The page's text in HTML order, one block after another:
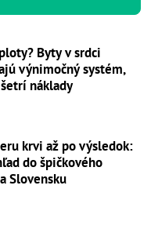
Byty v srdci
výnimočný systém,
náklady
krvi až po výsledok:
do špičkového
Slovensku